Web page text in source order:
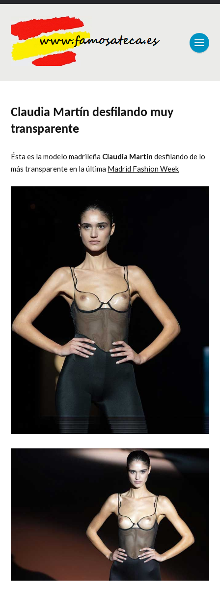
Claudia Martín desfilando muy
transparente
Ésta es la modelo madrileña Claudia Martín desfilando de lo
más transparente en la última Madrid Fashion Week